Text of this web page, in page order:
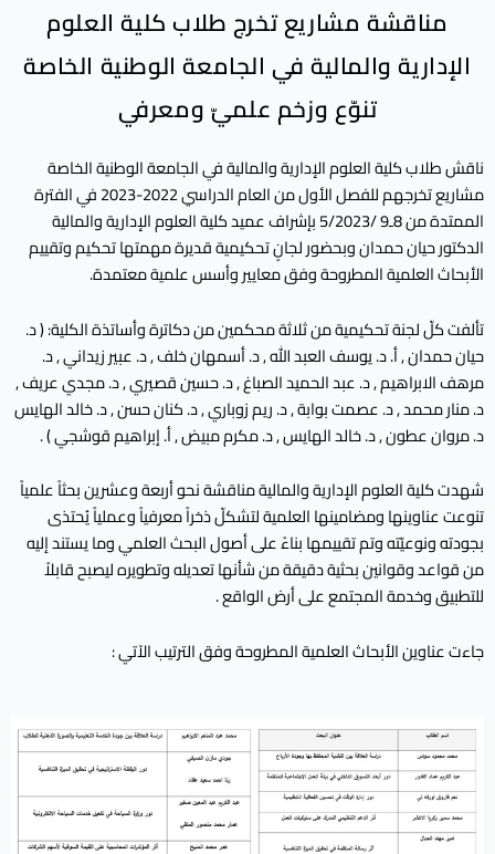
مناقشة مشاريع تخرج طلاب كلية العلوم
الإدارية والمالية في الجامعة الوطنية الخاصة
تنوّع وزخم علميّ ومعرفي
ناقش طلاب كلية العلوم الإدارية والمالية في الجامعة الوطنية الخاصة
مشاريع تخرجهم للفصل الأول من العام الدراسي 2022-2023 في الفترة
الممتدة من 8ـ9 /5/2023 بإشراف عميد كلية العلوم الإدارية والمالية
الدكتور حيان حمدان وبحضور لجانٍ تحكيمية قديرة مهمتها تحكيم وتقييم
الأبحاث العلمية المطروحة وفق معايير وأسس علمية معتمدة.
تألفت كلّ لجنة تحكيمية من ثلاثة محكمين من دكاترة وأساتذة الكلية: ( د.
حيان حمدان , أ. د. يوسف العبد الله , د. أسمهان خلف , د. عبير زيداني , د.
مرهف الابراهيم , د. عبد الحميد الصباغ , د. حسين قصيري , د. مجدي عريف ,
د. منار محمد , د. عصمت بوابة , د. ريم زوباري , د. كنان حسن , د. خالد الهايس
د. مروان عطون , د. خالد الهايس , د. مكرم مبيض , أ. إبراهيم قوشجي ) .
شهدت كلية العلوم الإدارية والمالية مناقشة نحو أربعة وعشرين بحثاً علمياً
تنوعت عناوينها ومضامينها العلمية لتشكلّ ذخراً معرفياً وعملياً يُحتذى
بجودته ونوعيّته وتم تقييمها بناءً على أصول البحث العلمي وما يستند إليه
من قواعد وقوانين بحثية دقيقة من شأنها تعديله وتطويره ليصبح قابلاً
للتطبيق وخدمة المجتمع على أرض الواقع .
جاءت عناوين الأبحاث العلمية المطروحة وفق الترتيب الآتي :